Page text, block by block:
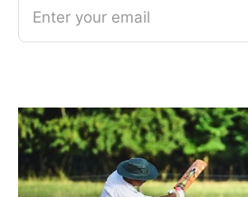
Enter your email